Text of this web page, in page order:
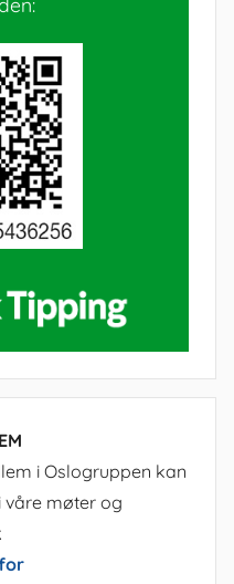
i Oslogruppen kan
våre møter og